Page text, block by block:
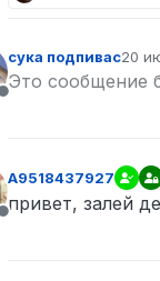
Не в сети
сука подпивас20
Это сообщение
Не в сети
A9518437927
привет, залей